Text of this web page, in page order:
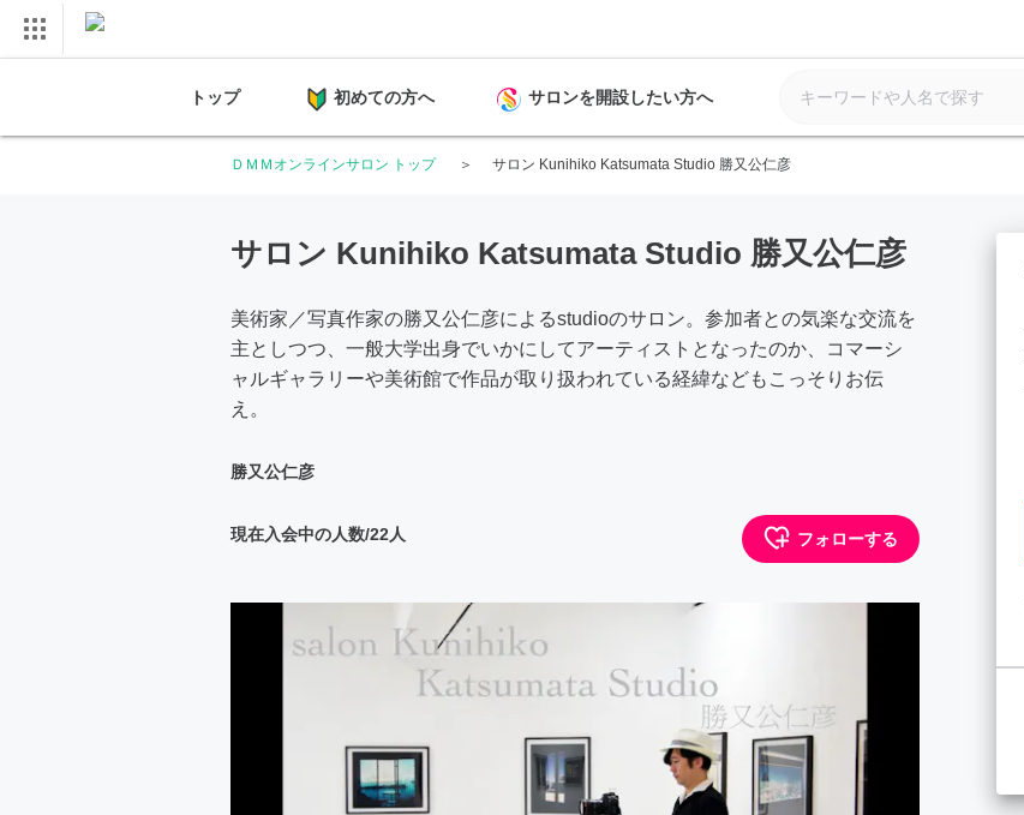
トップ 初めての方へ サロンを開設したい方へ
ＤＭＭオンラインサロン トップ サロン Kunihiko Katsumata Studio 勝又公仁彦
サロン Kunihiko Katsumata Studio 勝又公仁彦
美術家／写真作家の勝又公仁彦によるstudioのサロン。参加者との気楽な交流を
主としつつ、一般大学出身でいかにしてアーティストとなったのか、コマーシ
ャルギャラリーや美術館で作品が取り扱われている経緯などもこっそりお伝
え。
勝又公仁彦
現在入会中の人数/22人 フォローする